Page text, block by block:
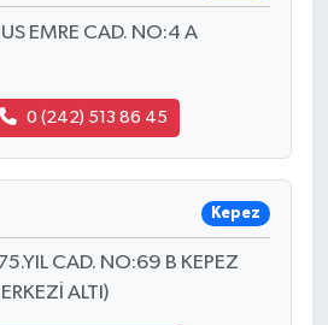
EMRE CAD. NO:4 A
0 (242) 513 86 45
Kepez
CAD. NO:69 B KEPEZ
ALTI)